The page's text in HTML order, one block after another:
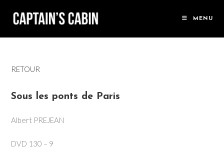
MENU
RETOUR
Sous les ponts de Paris
Albert PREJEAN
DVD 130 – 9